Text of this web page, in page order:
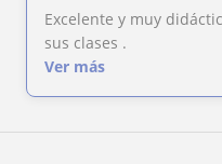
Excelente y muy didáctico . Mi hija disfruta mucho de
sus clases .
Ver más